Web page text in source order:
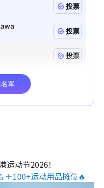
运动节2026！
＋100+运动用品摊位🔥